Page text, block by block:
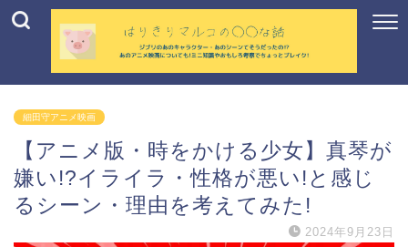
細田守アニメ映画
【アニメ版・時をかける少女】真琴が
嫌い!?イライラ・性格が悪い!と感じ
るシーン・理由を考えてみた!
2024年9月23日